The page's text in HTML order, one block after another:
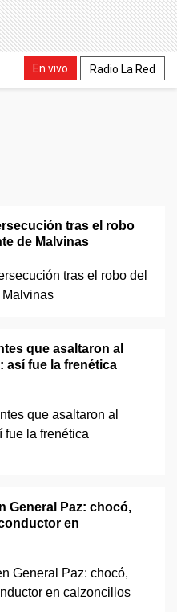
En vivo Radio La Red
tras el robo
de Malvinas
que asaltaron al
así fue la frenética
General Paz: chocó,
en